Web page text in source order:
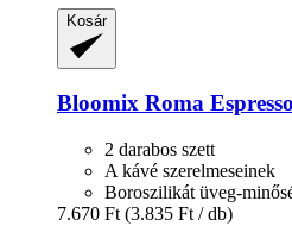
Kosár
Bloomix Roma
2 darabos szett
A kávé szerelmeseinek
Boroszilikát üveg-
7.670 Ft (3.835 Ft / db)